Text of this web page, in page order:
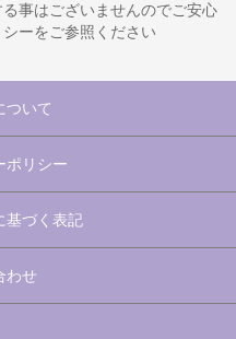
事はございませんのでご安心
ーをご参照ください
ついて
ポリシー
基づく表記
わせ